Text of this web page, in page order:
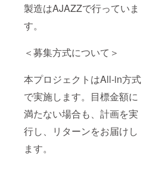
製造はAJAZZで行っていま
す。
＜募集方式について＞
本プロジェクトはAll-in方式
で実施します。目標金額に
満たない場合も、計画を実
行し、リターンをお届けし
ます。